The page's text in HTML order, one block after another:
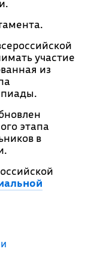
участие
из
этапа
в